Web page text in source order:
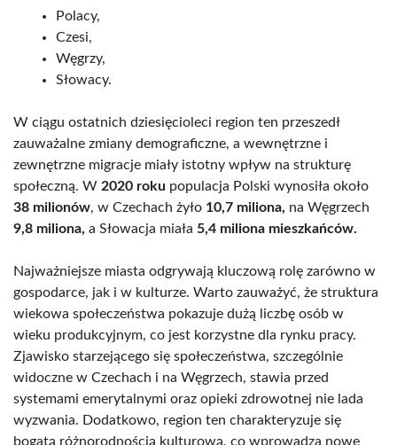
Polacy,
Czesi,
Węgrzy,
Słowacy.
W ciągu ostatnich dziesięcioleci region ten przeszedł
zauważalne zmiany demograficzne, a wewnętrzne i
zewnętrzne migracje miały istotny wpływ na strukturę
społeczną. W 2020 roku populacja Polski wynosiła około
38 milionów, w Czechach żyło 10,7 miliona, na Węgrzech
9,8 miliona, a Słowacja miała 5,4 miliona mieszkańców.
Najważniejsze miasta odgrywają kluczową rolę zarówno w
gospodarce, jak i w kulturze. Warto zauważyć, że struktura
wiekowa społeczeństwa pokazuje dużą liczbę osób w
wieku produkcyjnym, co jest korzystne dla rynku pracy.
Zjawisko starzejącego się społeczeństwa, szczególnie
widoczne w Czechach i na Węgrzech, stawia przed
systemami emerytalnymi oraz opieki zdrowotnej nie lada
wyzwania. Dodatkowo, region ten charakteryzuje się
bogatą różnorodnością kulturową, co wprowadza nowe